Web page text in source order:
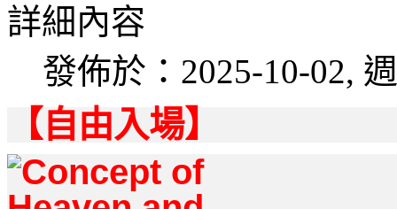
詳細內容
發佈於：2025-10-02,
【自由入場】